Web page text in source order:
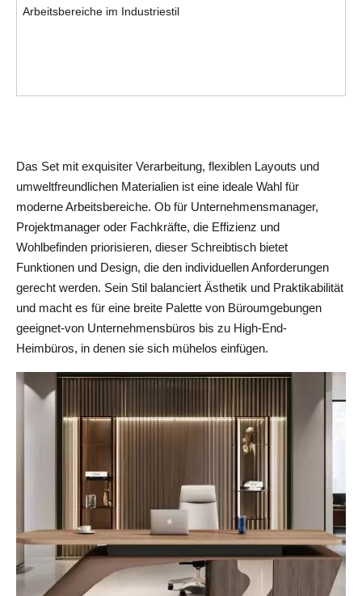
Arbeitsbereiche im Industriestil
Das Set mit exquisiter Verarbeitung, flexiblen Layouts und
umweltfreundlichen Materialien ist eine ideale Wahl für
moderne Arbeitsbereiche. Ob für Unternehmensmanager,
Projektmanager oder Fachkräfte, die Effizienz und
Wohlbefinden priorisieren, dieser Schreibtisch bietet
Funktionen und Design, die den individuellen Anforderungen
gerecht werden. Sein Stil balanciert Ästhetik und Praktikabilität
und macht es für eine breite Palette von Büroumgebungen
geeignet-von Unternehmensbüros bis zu High-End-
Heimbüros, in denen sie sich mühelos einfügen.